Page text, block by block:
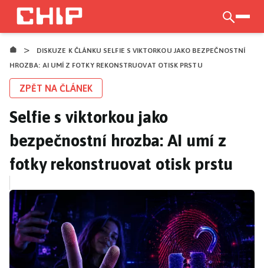
Přejít
hlavnímu
obsahu
>
DISKUZE K ČLÁNKU SELFIE S VIKTORKOU JAKO BEZPEČNOSTNÍ
HROZBA: AI UMÍ Z FOTKY REKONSTRUOVAT OTISK PRSTU
ZPĚT NA ČLÁNEK
Selfie s viktorkou jako
bezpečnostní hrozba: AI umí z
fotky rekonstruovat otisk prstu